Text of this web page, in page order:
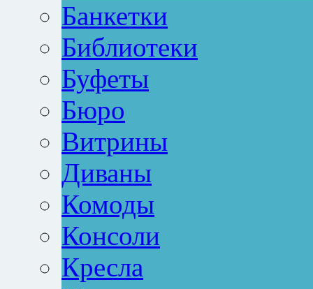
Банкетки
Библиотеки
Буфеты
Бюро
Витрины
Диваны
Комоды
Консоли
Кресла